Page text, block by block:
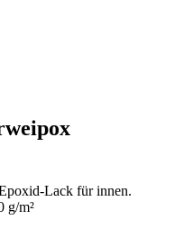
Lack für innen.
g/m²